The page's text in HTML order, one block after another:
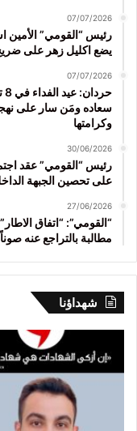
07/07/2026
رئيس “القومي”
يضع اكليل زهر على
07/07/2026
سعاده ومَن سار على
وكرامتها
30/06/2026
رئيس “القومي” عقد
على تحصين الجبهة
27/06/2026
مطالبة بالتراجع عنه
شهداؤنا